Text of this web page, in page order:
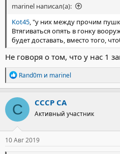
marinel написал(а):
Kot45, "у них между прочим
Втягиваться опять в гонку
будет доставать, вместо того,
Не говоря о том, что у нас 1
Р
е
а
к
ц
и
и
:
Rand0m и marinel
С СССР СА
Активный участник
10 Авг 2019